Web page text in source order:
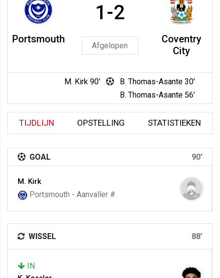
Portsmouth
1-2
Afgelopen
Coventry
City
M. Kirk 90'
B. Thomas-Asante 30'
B. Thomas-Asante 56'
TIJDLIJN OPSTELLING STATISTIEKEN
GOAL 90'
M. Kirk
Portsmouth - Aanvaller #
WISSEL 88'
IN